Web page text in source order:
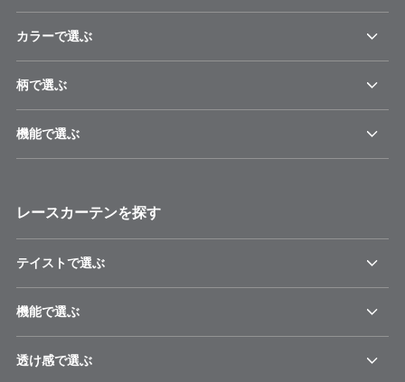
カラーで選ぶ
柄で選ぶ
機能で選ぶ
レースカーテンを探す
テイストで選ぶ
機能で選ぶ
透け感で選ぶ